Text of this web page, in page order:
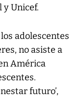
y Unicef.
adolescentes
no asiste a
América
futuro’,